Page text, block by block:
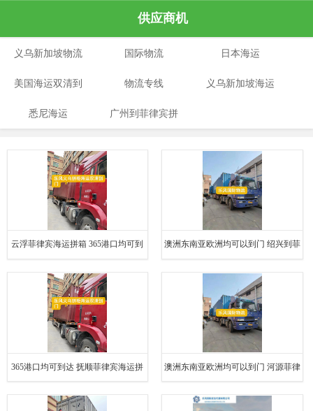
供应商机
义乌新加坡物流 国际物流 日本海运
美国海运双清到
门
物流专线 义乌新加坡海运
悉尼海运 广州到菲律宾拼
云浮菲律宾海运拼箱 365港口均可到 澳洲东南亚欧洲均可以到门 绍兴到菲
365港口均可到达 抚顺菲律宾海运拼 澳洲东南亚欧洲均可以到门 河源菲律